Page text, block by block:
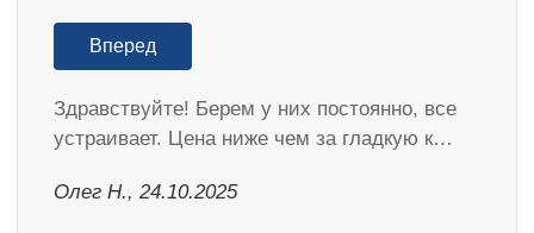
Вперед
Здравствуйте! Берем у них постоянно, все
устраивает. Цена ниже чем за гладкую к…
Олег Н., 24.10.2025